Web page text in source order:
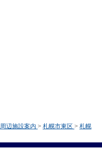
周辺施設案内 > 札幌市東区 > 札幌